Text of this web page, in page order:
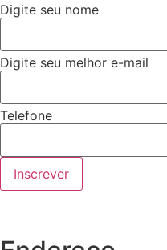
Digite seu nome
Digite seu melhor e-mail
Telefone
Inscrever